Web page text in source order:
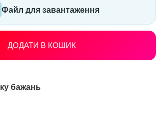
Файл для завантаження
ДОДАТИ В КОШИК
бажань